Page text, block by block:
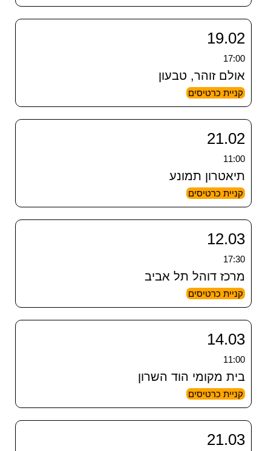
19.02
17:00
אולם זוהר, טבעון
קניית כרטיסים
21.02
11:00
תיאטרון תמונע
קניית כרטיסים
12.03
17:30
מרכז דוהל תל אביב
קניית כרטיסים
14.03
11:00
בית מקומי הוד השרון
קניית כרטיסים
21.03